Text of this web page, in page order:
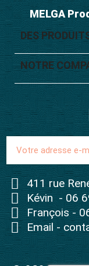
DES
NOTRE
MELGA
411 rue
Kévin - 06
François -
Email -